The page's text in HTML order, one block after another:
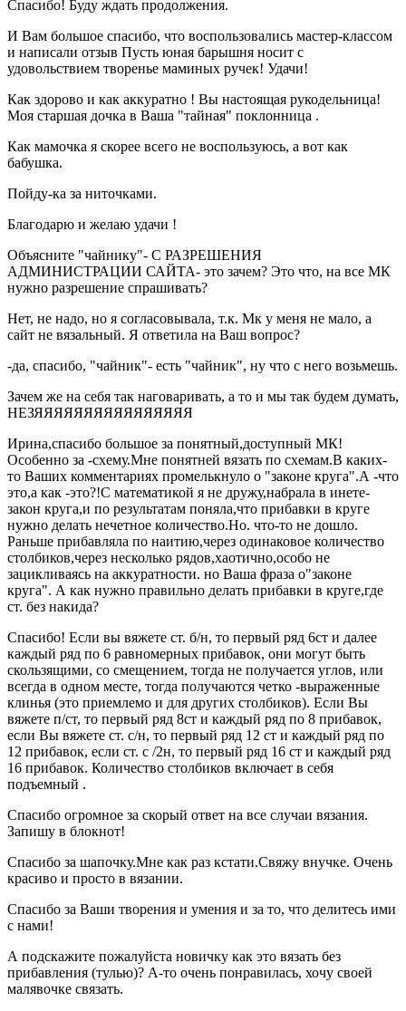
Спасибо! Буду ждать продолжения.
И Вам большое спасибо, что воспользовались мастер-классом
и написали отзыв Пусть юная барышня носит с
удовольствием творенье маминых ручек! Удачи!
Как здорово и как аккуратно ! Вы настоящая рукодельница!
Моя старшая дочка в Ваша "тайная" поклонница .
Как мамочка я скорее всего не воспользуюсь, а вот как
бабушка.
Пойду-ка за ниточками.
Благодарю и желаю удачи !
Объясните "чайнику"- С РАЗРЕШЕНИЯ
АДМИНИСТРАЦИИ САЙТА- это зачем? Это что, на все МК
нужно разрешение спрашивать?
Нет, не надо, но я согласовывала, т.к. Мк у меня не мало, а
сайт не вязальный. Я ответила на Ваш вопрос?
-да, спасибо, "чайник"- есть "чайник", ну что с него возьмешь.
Зачем же на себя так наговаривать, а то и мы так будем думать,
НЕЗЯЯЯЯЯЯЯЯЯЯЯЯЯЯЯЯ
Ирина,спасибо большое за понятный,доступный МК!
Особенно за -схему.Мне понятней вязать по схемам.В каких-
то Ваших комментариях промелькнуло о "законе круга".А -что
это,а как -это?!С математикой я не дружу,набрала в инете-
закон круга,и по результатам поняла,что прибавки в круге
нужно делать нечетное количество.Но. что-то не дошло.
Раньше прибавляла по наитию,через одинаковое количество
столбиков,через несколько рядов,хаотично,особо не
зацикливаясь на аккуратности. но Ваша фраза о"законе
круга". А как нужно правильно делать прибавки в круге,где
ст. без накида?
Спасибо! Если вы вяжете ст. б/н, то первый ряд 6ст и далее
каждый ряд по 6 равномерных прибавок, они могут быть
скользящими, со смещением, тогда не получается углов, или
всегда в одном месте, тогда получаются четко -выраженные
клинья (это приемлемо и для других столбиков). Если Вы
вяжете п/ст, то первый ряд 8ст и каждый ряд по 8 прибавок,
если Вы вяжете ст. с/н, то первый ряд 12 ст и каждый ряд по
12 прибавок, если ст. с /2н, то первый ряд 16 ст и каждый ряд
16 прибавок. Количество столбиков включает в себя
подъемный .
Спасибо огромное за скорый ответ на все случаи вязания.
Запишу в блокнот!
Спасибо за шапочку.Мне как раз кстати.Свяжу внучке. Очень
красиво и просто в вязании.
Спасибо за Ваши творения и умения и за то, что делитесь ими
с нами!
А подскажите пожалуйста новичку как это вязать без
прибавления (тулью)? А-то очень понравилась, хочу своей
малявочке связать.